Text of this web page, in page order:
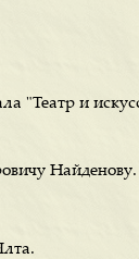
"Театр и
Найденову.